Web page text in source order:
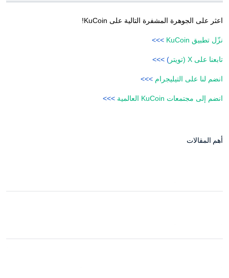
اعثر على الجوهرة المشفرة التالية على KuCoin!
نزّل تطبيق KuCoin >>>
تابعنا على X (تويتر ) >>>
انضم لنا على التيليجرام >>>
انضم إلى مجتمعات KuCoin العالمية >>>
أهم المقالات